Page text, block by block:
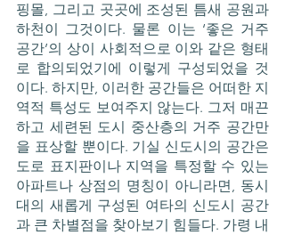
핑몰, 그리고 곳곳에 조성된 틈새 공원과
하천이 그것이다. 물론 이는 ‘좋은 거주
공간’의 상이 사회적으로 이와 같은 형태
로 합의되었기에 이렇게 구성되었을 것
이다. 하지만, 이러한 공간들은 어떠한 지
역적 특성도 보여주지 않는다. 그저 매끈
하고 세련된 도시 중산층의 거주 공간만
을 표상할 뿐이다. 기실 신도시의 공간은
도로 표지판이나 지역을 특정할 수 있는
아파트나 상점의 명칭이 아니라면, 동시
대의 새롭게 구성된 여타의 신도시 공간
과 큰 차별점을 찾아보기 힘들다. 가령 내